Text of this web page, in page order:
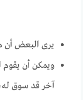
يرى البعض أن
ويمكن أن
آخر قد سوق